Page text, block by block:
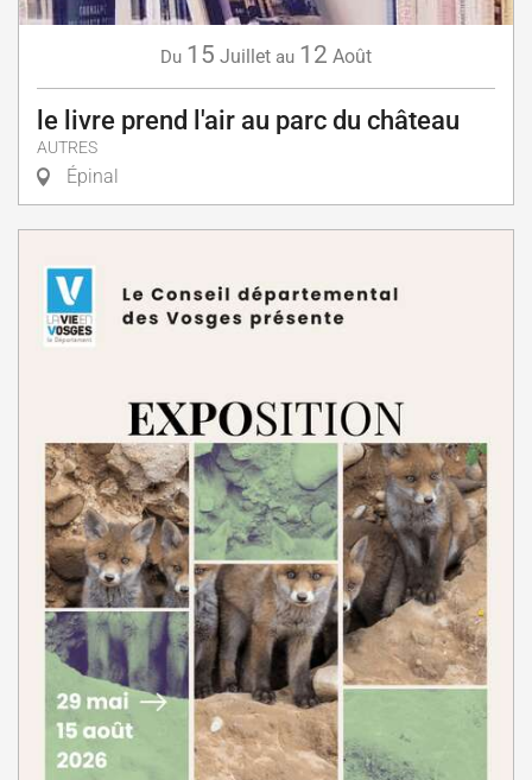
Du 15 Juillet au 12 Août
le livre prend l'air au parc du château
AUTRES
Épinal